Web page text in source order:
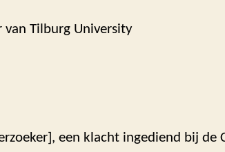
van Tilburg University
een klacht ingediend bij de